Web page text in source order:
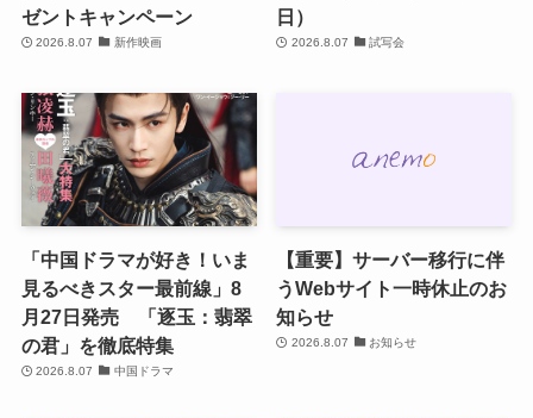
ゼントキャンペーン
2026.8.07 新作映画
日）
2026.8.07 試写会
「中国ドラマが好き！いま
見るべきスター最前線」8
月27日発売 「逐玉：翡翠
の君」を徹底特集
2026.8.07 中国ドラマ
【重要】サーバー移行に伴
うWebサイト一時休止のお
知らせ
2026.8.07 お知らせ